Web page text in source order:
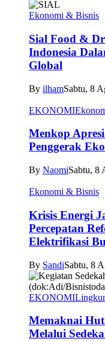
Ekonomi & Bisnis
Sial Food &
Indonesia
Global
By ilhamSabtu, 8
EKONOMI
Menkop
Penggerak
By NaomiSabtu, 8
Ekonomi & Bisnis
Krisis Energi
Percepatan
Elektrifikasi
By SandiSabtu, 8
EKONOMI
Memaknai
Melalui